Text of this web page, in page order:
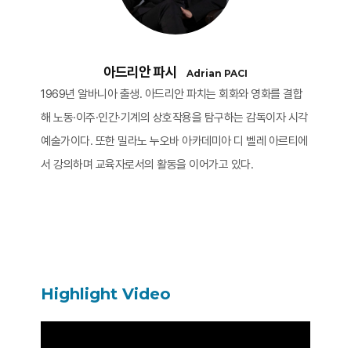
아드리안 파시 Adrian PACI
1969년 알바니아 출생. 아드리안 파치는 회화와 영화를 결합
해 노동·이주·인간·기계의 상호작용을 탐구하는 감독이자 시각
예술가이다. 또한 밀라노 누오바 아카데미아 디 벨레 아르티에
서 강의하며 교육자로서의 활동을 이어가고 있다.
Highlight Video